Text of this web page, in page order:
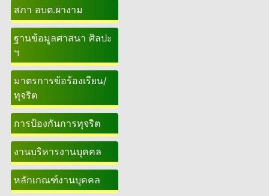
สภา อบต.ผางาม
ฐานข้อมูลศาสนา ศิลปะ
ฯ
มาตรการข้อร้องเรียน/
ทุจริต
การป้องกันการทุจริต
งานบริหารงานบุคคล
หลักเกณฑ์งานบุคคล